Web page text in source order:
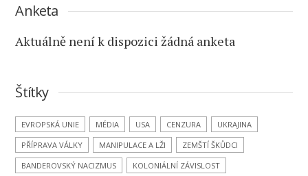
Anketa
Aktuálně není k dispozici žádná anketa
Štítky
EVROPSKÁ UNIE MÉDIA USA CENZURA
UKRAJINA
PŘÍPRAVA VÁLKY
MANIPULACE A LŽI
ZEMŠTÍ ŠKŮDCI
BANDEROVSKÝ NACIZMUS
KOLONIÁLNÍ ZÁVISLOST